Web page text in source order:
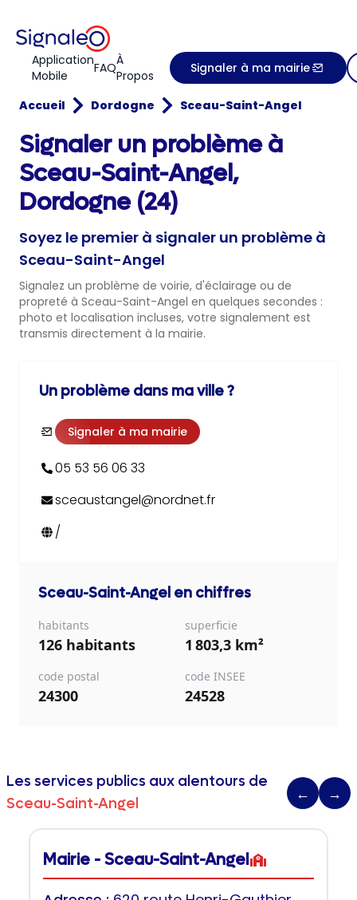
Application
Mobile
FAQÀ
Propos
Signaler à ma mairie
Accueil Dordogne Sceau-Saint-Angel
Signaler un problème à
Sceau-Saint-Angel,
Dordogne (24)
Soyez le premier à signaler un problème à
Sceau-Saint-Angel
Signalez un problème de voirie, d'éclairage ou de
propreté à Sceau-Saint-Angel en quelques secondes :
photo et localisation incluses, votre signalement est
transmis directement à la mairie.
Un problème dans ma ville ?
Signaler à ma mairie
05 53 56 06 33
sceaustangel@nordnet.fr
/
Sceau-Saint-Angel en chiffres
habitants
126 habitants
superficie
1 803,3 km²
code postal
24300
code INSEE
24528
Les services publics aux alentours de
Sceau-Saint-Angel
← →
Mairie - Sceau-Saint-Angel